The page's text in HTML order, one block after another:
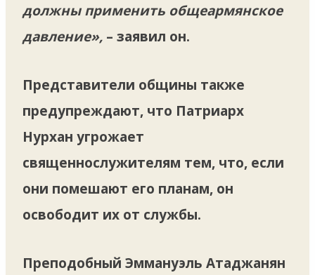
должны применить общеармянское
давление», – заявил он.
Представители общины также
предупреждают, что Патриарх
Нурхан угрожает
священнослужителям тем, что, если
они помешают его планам, он
освободит их от службы.
Преподобный Эммануэль Атаджанян